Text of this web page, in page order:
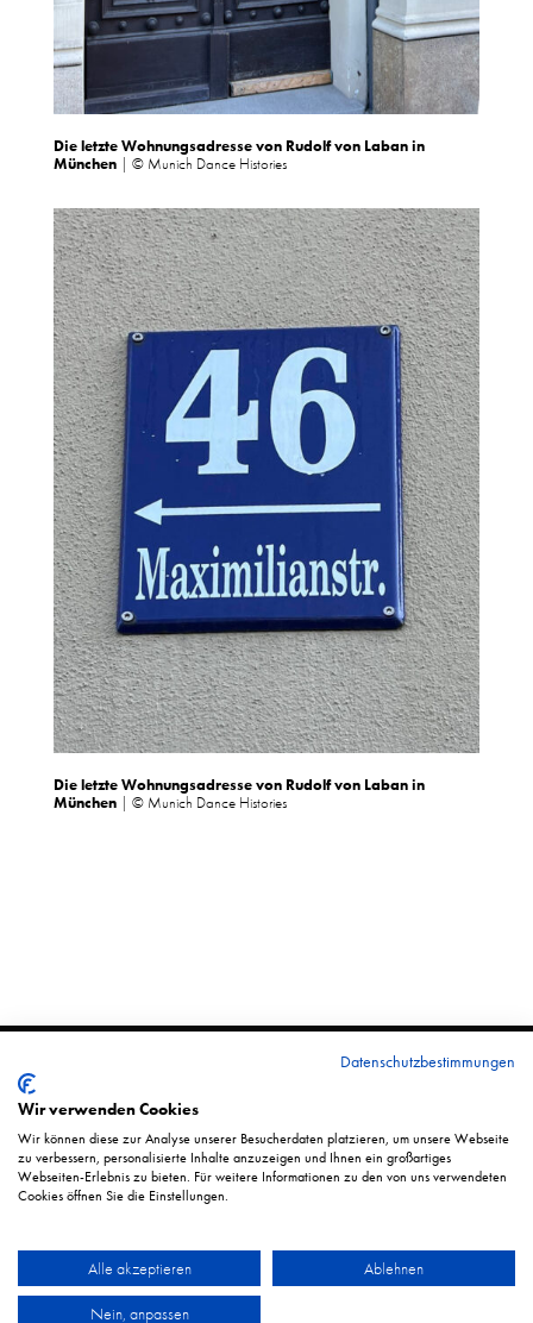
Die letzte Wohnungsadresse von Rudolf von Laban in
München| © Munich Dance Histories
Die letzte Wohnungsadresse von Rudolf von Laban in
München| © Munich Dance Histories
© 2025 | MUNICH DANCE HISTORIES
DATENSCHUTZ
Datenschutzbestimmungen
Wir verwenden Cookies
Wir können diese zur Analyse unserer Besucherdaten platzieren, um unsere Webseite
zu verbessern, personalisierte Inhalte anzuzeigen und Ihnen ein großartiges
Webseiten-Erlebnis zu bieten. Für weitere Informationen zu den von uns verwendeten
Cookies öffnen Sie die Einstellungen.
Alle akzeptieren Ablehnen
Nein, anpassen